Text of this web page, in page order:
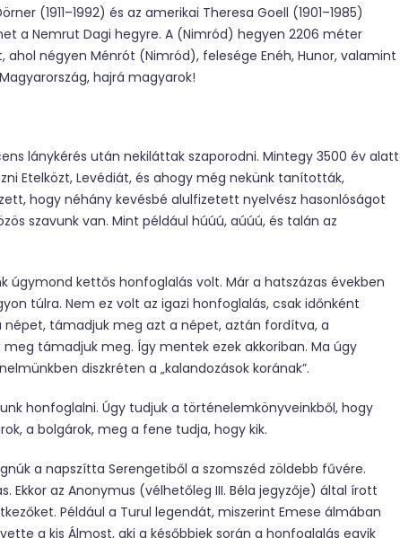
(1911–1992) és az amerikai Theresa Goell (1901–1985)
a Nemrut Dagi hegyre. A (Nimród) hegyen 2206 méter
négyen Ménrót (Nimród), felesége Enéh, Hunor, valamint
hajrá magyarok!
lánykérés után nekiláttak szaporodni. Mintegy 3500 év alatt
Etelközt, Levédiát, és ahogy még nekünk tanították,
hogy néhány kevésbé alulfizetett nyelvész hasonlóságot
szavunk van. Mint például húúú, aúúú, és talán az
úgymond kettős honfoglalás volt. Már a hatszázas években
túlra. Nem ez volt az igazi honfoglalás, csak időnként
támadjuk meg azt a népet, aztán fordítva, a
támadjuk meg. Így mentek ezek akkoriban. Ma úgy
diszkréten a „kalandozások korának”.
honfoglalni. Úgy tudjuk a történelemkönyveinkből, hogy
a bolgárok, meg a fene tudja, hogy kik.
a napszítta Serengetiből a szomszéd zöldebb fűvére.
Ekkor az Anonymus (vélhetőleg III. Béla jegyzője) által írott
Például a Turul legendát, miszerint Emese álmában
a kis Álmost, aki a későbbiek során a honfoglalás egyik